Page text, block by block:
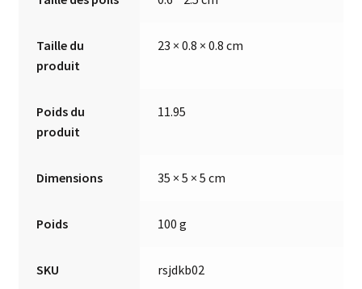
Taille du
produit
23 × 0.8 × 0.8 cm
Poids du
produit
11.95
Dimensions 35 × 5 × 5 cm
Poids 100 g
SKU rsjdkb02